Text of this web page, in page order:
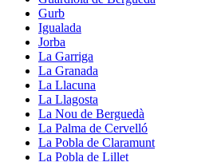
Gurb
Igualada
Jorba
La Garriga
La Granada
La Llacuna
La Llagosta
La Nou de Berguedà
La Palma de Cervelló
La Pobla de Claramunt
La Pobla de Lillet